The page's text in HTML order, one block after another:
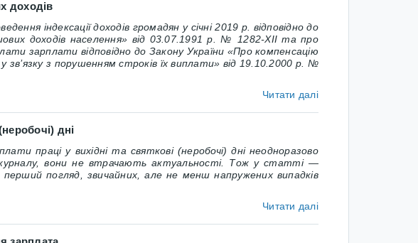
доходів
індексації доходів громадян у січні 2019 р. відповідно до
доходів населення» від 03.07.1991 р. № 1282-­XII та про
зарплати відповідно до Закону України «Про компенсацію
з порушенням строків їх виплати» від 19.10.2000 р. №
Читати далі
дні
праці у вихідні та святкові (неробочі) дні неодноразово
вони не втрачають актуальності. Тож у статті —
погляд, звичайних, але не менш напружених випадків
Читати далі